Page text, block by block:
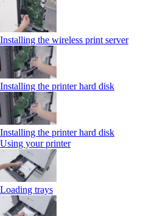
Installing the wireless print server
Installing the printer hard disk
Installing the printer hard disk
Using your printer
Loading trays